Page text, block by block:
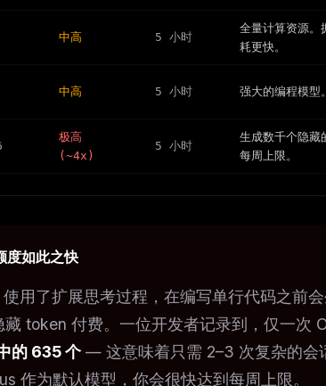
中高 5 小时
全量计算资源
耗更快。
中高 5 小时 强大的编程模
极高
(~4x)
5 小时
生成数千个隐
每周上限。
度如此之快
用了扩展思考过程，在编写单行代码之前
token 付费。一位开发者记录到，仅一次
的 635 个 — 这意味着只需 2–3 次复杂的会
作为默认模型，你会很快达到每周上限。